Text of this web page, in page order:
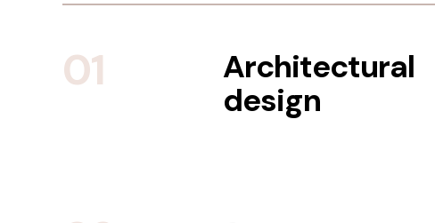
01
Architectural
design